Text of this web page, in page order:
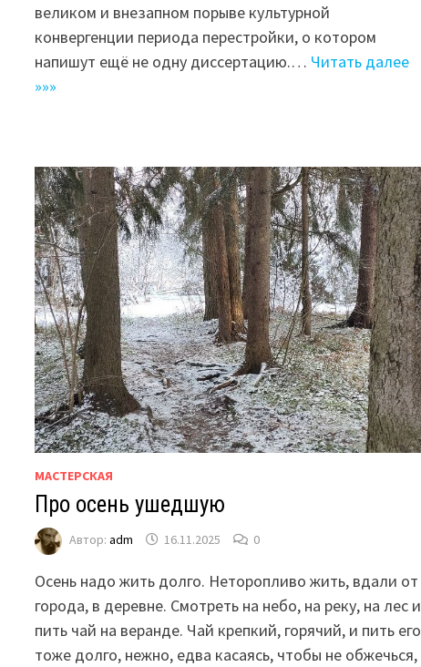
великом и внезапном порыве культурной
конвергенции периода перестройки, о котором
напишут ещё не одну диссертацию.… Читать далее
»»»
МАСТЕРСКАЯ
Про осень ушедшую
Автор:adm 16.11.2025 0
Осень надо жить долго. Неторопливо жить, вдали от
города, в деревне. Смотреть на небо, на реку, на лес и
пить чай на веранде. Чай крепкий, горячий, и пить его
тоже долго, нежно, едва касаясь, чтобы не обжечься,